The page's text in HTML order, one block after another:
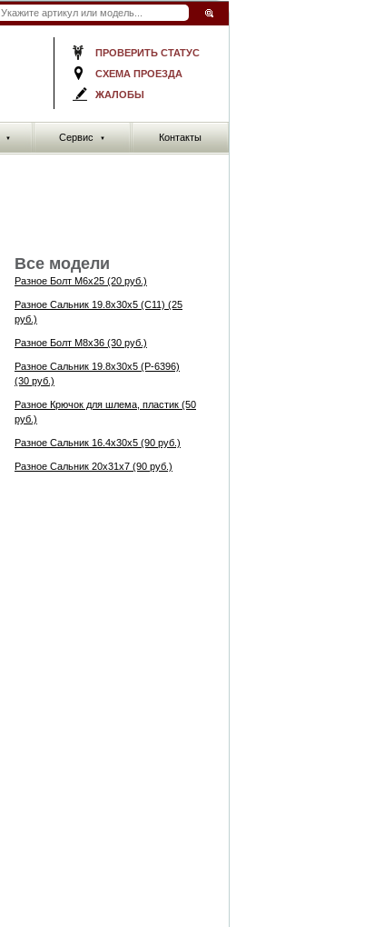
ПРОВЕРИТЬ СТАТУС
СХЕМА ПРОЕЗДА
ЖАЛОБЫ
▼ Сервис ▼ Контакты
Все модели
Разное Болт M6x25 (20 руб.)
Разное Сальник 19.8x30x5 (C11) (25
руб.)
Разное Болт M8x36 (30 руб.)
Разное Сальник 19.8x30x5 (P-6396)
(30 руб.)
Разное Крючок для шлема, пластик (50
руб.)
Разное Сальник 16.4x30x5 (90 руб.)
Разное Сальник 20x31x7 (90 руб.)